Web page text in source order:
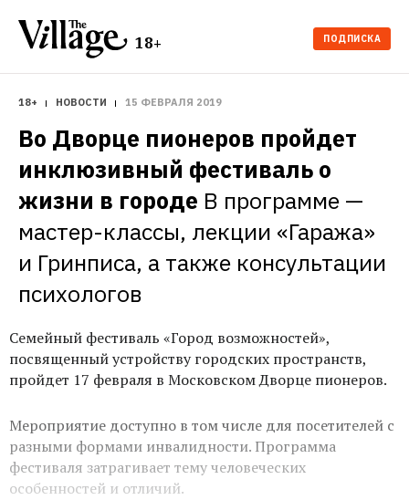
18+ ПОДПИСКА
18+ НОВОСТИ 15 ФЕВРАЛЯ 2019
Во Дворце пионеров пройдет
инклюзивный фестиваль о
жизни в городе В программе —
мастер-классы, лекции «Гаража»
и Гринписа, а также консультации
психологов
Семейный фестиваль «Город возможностей»,
посвященный устройству городских пространств,
пройдет 17 февраля в Московском Дворце пионеров.
Мероприятие доступно в том числе для посетителей с
разными формами инвалидности. Программа
фестиваля затрагивает тему человеческих
особенностей и отличий.